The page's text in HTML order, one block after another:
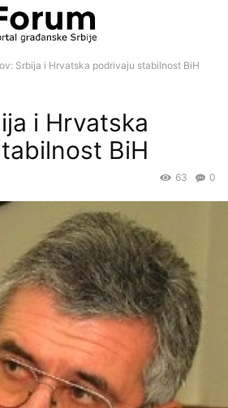
Srbija i Hrvatska podrivaju stabilnost BiH
i Hrvatska
BiH
0
63